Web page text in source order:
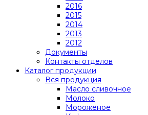
2016
2015
2014
2013
2012
Документы
Контакты отделов
Каталог продукции
Вся продукция
Масло сливочное
Молоко
Мороженое